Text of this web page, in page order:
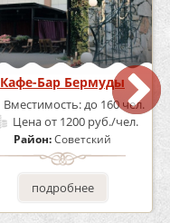
Кафе-Бар Бермуды
Вместимость:до 160 чел.
Ценаот 1200 руб./чел.
Район:Советский
подробнее